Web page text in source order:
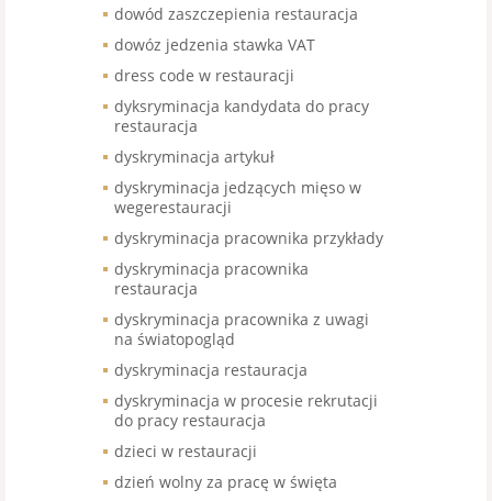
dowód zaszczepienia restauracja
dowóz jedzenia stawka VAT
dress code w restauracji
dyksryminacja kandydata do pracy
restauracja
dyskryminacja artykuł
dyskryminacja jedzących mięso w
wegerestauracji
dyskryminacja pracownika przykłady
dyskryminacja pracownika
restauracja
dyskryminacja pracownika z uwagi
na światopogląd
dyskryminacja restauracja
dyskryminacja w procesie rekrutacji
do pracy restauracja
dzieci w restauracji
dzień wolny za pracę w święta